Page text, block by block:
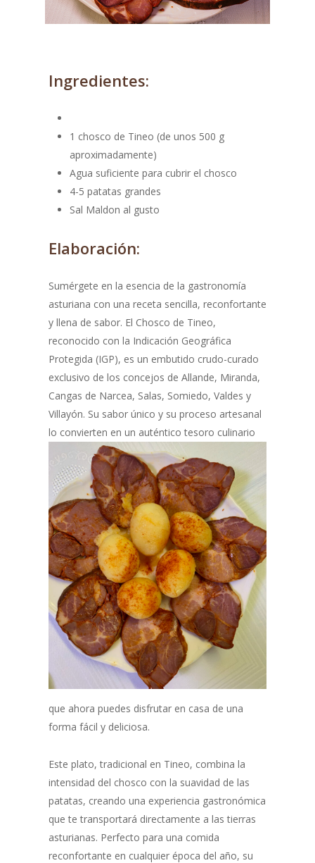
Ingredientes:
1 chosco de Tineo (de unos 500 g
aproximadamente)
Agua suficiente para cubrir el chosco
4-5 patatas grandes
Sal Maldon al gusto
Elaboración:
Sumérgete en la esencia de la gastronomía
asturiana con una receta sencilla, reconfortante
y llena de sabor. El Chosco de Tineo,
reconocido con la Indicación Geográfica
Protegida (IGP), es un embutido crudo-curado
exclusivo de los concejos de Allande, Miranda,
Cangas de Narcea, Salas, Somiedo, Valdes y
Villayón. Su sabor único y su proceso artesanal
lo convierten en un auténtico tesoro culinario
que ahora puedes disfrutar en casa de una
forma fácil y deliciosa.
Este plato, tradicional en Tineo, combina la
intensidad del chosco con la suavidad de las
patatas, creando una experiencia gastronómica
que te transportará directamente a las tierras
asturianas. Perfecto para una comida
reconfortante en cualquier época del año, su